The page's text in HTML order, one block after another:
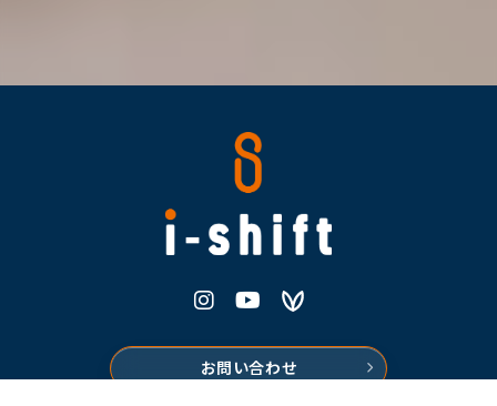
株式会社i-shift
Instagram
Youtube
Voicy
お問い合わせ